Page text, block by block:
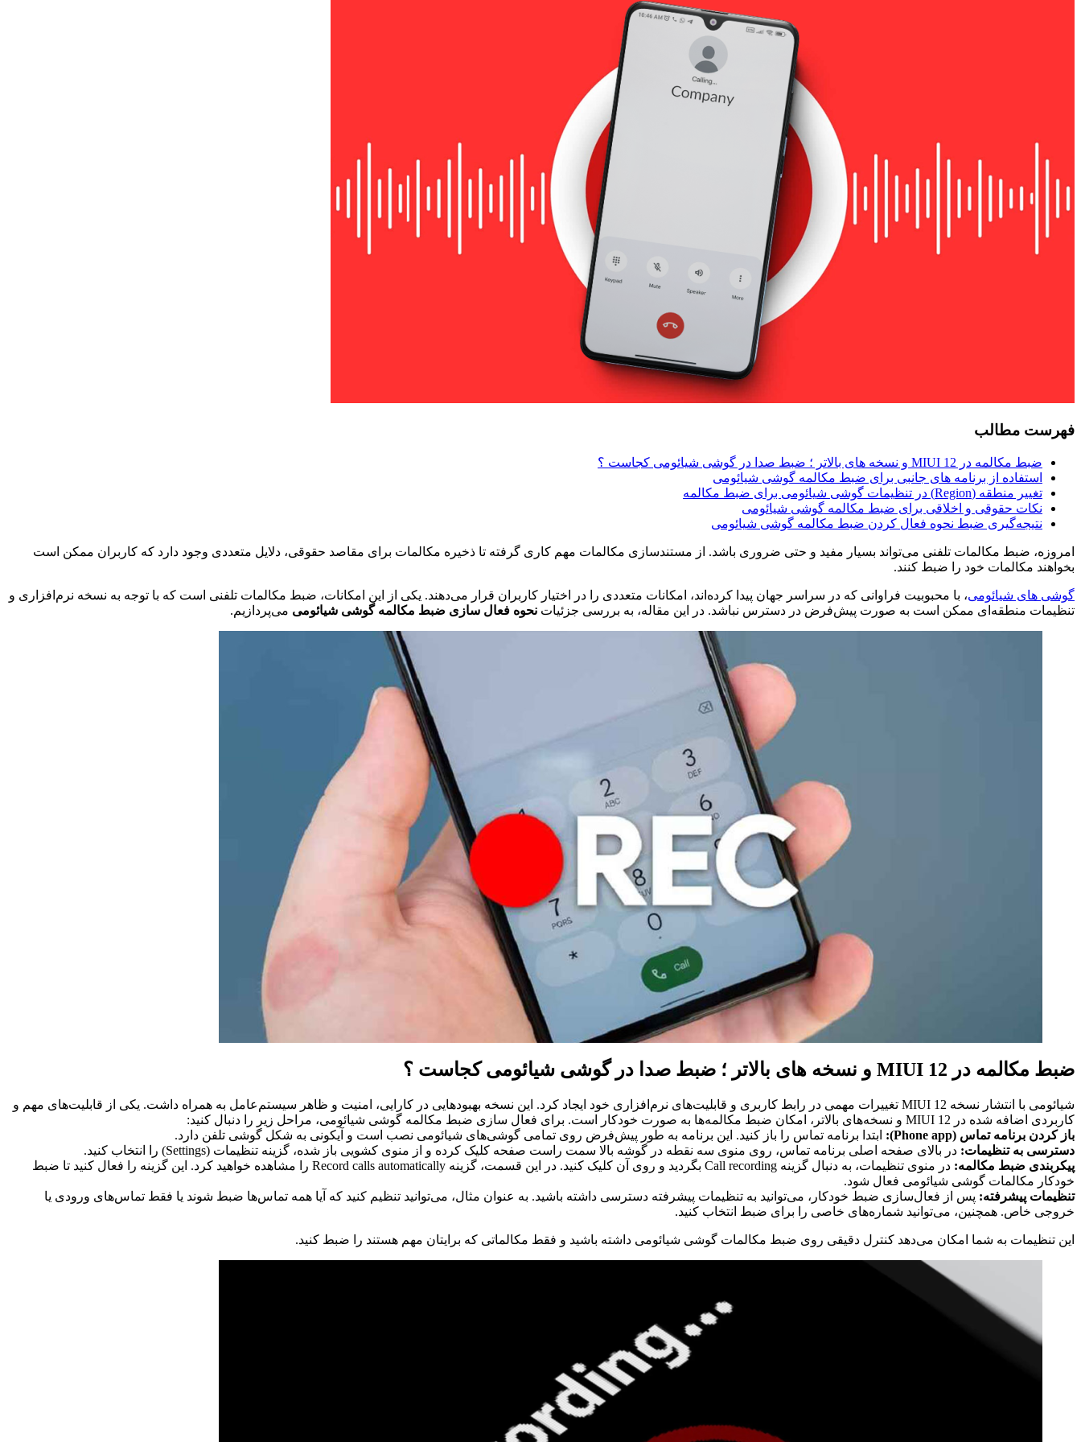
فهرست مطالب
ضبط مکالمه در MIUI 12 و نسخه‌ های بالاتر ؛ ضبط صدا در گوشی شیائومی کجاست ؟
استفاده از برنامه‌ های جانبی برای ضبط مکالمه گوشی شیائومی
تغییر منطقه (Region) در تنظیمات گوشی شیائومی برای ضبط مکالمه
نکات حقوقی و اخلاقی برای ضبط مکالمه گوشی شیائومی
نتیجه‌گیری ضبط نحوه فعال کردن ضبط مکالمه گوشی شیائومی
امروزه، ضبط مکالمات تلفنی می‌تواند بسیار مفید و حتی ضروری باشد. از مستندسازی مکالمات مهم کاری گرفته تا ذخیره مکالمات برای مقاصد حقوقی، دلایل متعددی وجود دارد که کاربران ممکن است
بخواهند مکالمات خود را ضبط کنند.
گوشی‌ های شیائومی، با محبوبیت فراوانی که در سراسر جهان پیدا کرده‌اند، امکانات متعددی را در اختیار کاربران قرار می‌دهند. یکی از این امکانات، ضبط مکالمات تلفنی است که با توجه به نسخه نرم‌افزاری و
تنظیمات منطقه‌ای ممکن است به صورت پیش‌فرض در دسترس نباشد. در این مقاله، به بررسی جزئیات نحوه فعال‌ سازی ضبط مکالمه گوشی‌ شیائومی می‌پردازیم.
ضبط مکالمه در MIUI 12 و نسخه‌ های بالاتر ؛ ضبط صدا در گوشی شیائومی کجاست ؟
شیائومی با انتشار نسخه MIUI 12 تغییرات مهمی در رابط کاربری و قابلیت‌های نرم‌افزاری خود ایجاد کرد. این نسخه بهبودهایی در کارایی، امنیت و ظاهر سیستم‌عامل به همراه داشت. یکی از قابلیت‌های مهم و
کاربردی اضافه شده در MIUI 12 و نسخه‌های بالاتر، امکان ضبط مکالمه‌ها به صورت خودکار است. برای فعال‌ سازی ضبط مکالمه گوشی شیائومی، مراحل زیر را دنبال کنید:
باز کردن برنامه تماس (Phone app):
ابتدا برنامه تماس را باز کنید. این برنامه به طور پیش‌فرض روی تمامی گوشی‌های شیائومی نصب است و آیکونی به شکل گوشی تلفن دارد.
دسترسی به تنظیمات: در بالای صفحه اصلی برنامه تماس، روی منوی سه نقطه در گوشه بالا سمت راست صفحه کلیک کرده و از منوی کشویی باز شده، گزینه تنظیمات (Settings) را انتخاب کنید.
پیکربندی ضبط مکالمه:
در منوی تنظیمات، به دنبال گزینه Call recording بگردید و روی آن کلیک کنید. در این قسمت، گزینه Record calls automatically را مشاهده خواهید کرد. این گزینه را فعال کنید تا ضبط
خودکار مکالمات گوشی شیائومی فعال شود.
تنظیمات پیشرفته: پس از فعال‌سازی ضبط خودکار، می‌توانید به تنظیمات پیشرفته دسترسی داشته باشید. به عنوان مثال، می‌توانید تنظیم کنید که آیا همه تماس‌ها ضبط شوند یا فقط تماس‌های ورودی یا
خروجی خاص. همچنین، می‌توانید شماره‌های خاصی را برای ضبط انتخاب کنید.
این تنظیمات به شما امکان می‌دهد کنترل دقیقی روی ضبط مکالمات گوشی شیائومی داشته باشید و فقط مکالماتی که برایتان مهم هستند را ضبط کنید.